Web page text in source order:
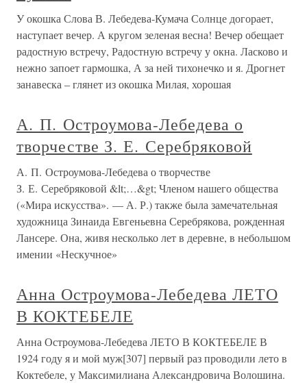
У окошка Слова В. Лебедева-Кумача Солнце догорает,
наступает вечер. А кругом зеленая весна! Вечер обещает
радостную встречу, Радостную встречу у окна. Ласково и
нежно запоет гармошка, А за ней тихонечко и я. Дрогнет
занавеска – глянет из окошка Милая, хорошая
А. П. Остроумова-Лебедева о
творчестве З. Е. Серебряковой
А. П. Остроумова-Лебедева о творчестве
З. Е. Серебряковой &lt;…&gt; Членом нашего общества
(«Мира искусства». — А. Р.) также была замечательная
художница Зинаида Евгеньевна Серебрякова, рожденная
Лансере. Она, живя несколько лет в деревне, в небольшом
имении «Нескучное»
Анна Остроумова-Лебедева ЛЕТО
В КОКТЕБЕЛЕ
Анна Остроумова-Лебедева ЛЕТО В КОКТЕБЕЛЕ В
1924 году я и мой муж[307] первый раз проводили лето в
Коктебеле, у Максимилиана Александровича Волошина.